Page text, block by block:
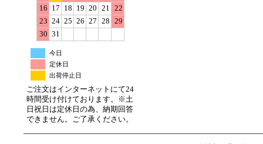
16
17 18 19 20 21
22
23 24 25 26 27 28
29
30 31
今日
定休日
出荷停止日
ご注文はインターネットにて24
時間受け付けております。※土
日祝日は定休日の為、納期回答
できません。ご了承ください。